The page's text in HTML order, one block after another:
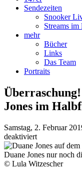
Sendezeiten
Snooker
Streams im
mehr
Bücher
Links
Das Team
Portraits
Jones im
Samstag, 2. Februar
deaktiviertfür
David
Gilbert
Duane Jones nur noch
© Lula Witzescher